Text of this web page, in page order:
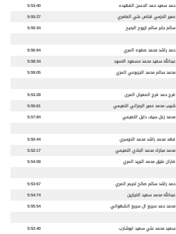
حمد سعيد حمد الحسن الفهيده
5:53:40
عمير الحزمي قناص علي العامري
5:55:27
سالم جابر سالم لزيوح البحيح 5:55:34
حمد راشد محمد صفوه المري
5:56:94
عبدالله سعيد محمد مسعود الاسود
5:58:34
محمد سالم محمد الجربوعي المري 5:59:05
فرج حمد فرج المعيان المرى
5:53:28
شبيب محمد عمير الرمزاني النعيمي
5:55:61
محمد زعل سيف دايل النعيمي 5:57:84
فهد محمد راشد محمد الدوسري
5:50:44
محمد مبارك محمد البادي النعيمي
5:52:17
فاران عتيق محمد البريد المري 5:54:58
حمد راشد سالم صالح لحيمر المري
5:53:67
عبدالله محمد سعيد الخيارين
5:54:74
محمد حمد سريع ال سريع الشهواني 5:55:54
سعيد محمد علي سعيد ابوشارب
5:52:40